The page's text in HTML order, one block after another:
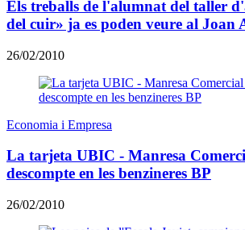
Els treballs de l'alumnat del taller
del cuir» ja es poden veure al Joan
26/02/2010
Economia i Empresa
La tarjeta UBIC - Manresa
descompte en les benzineres BP
26/02/2010